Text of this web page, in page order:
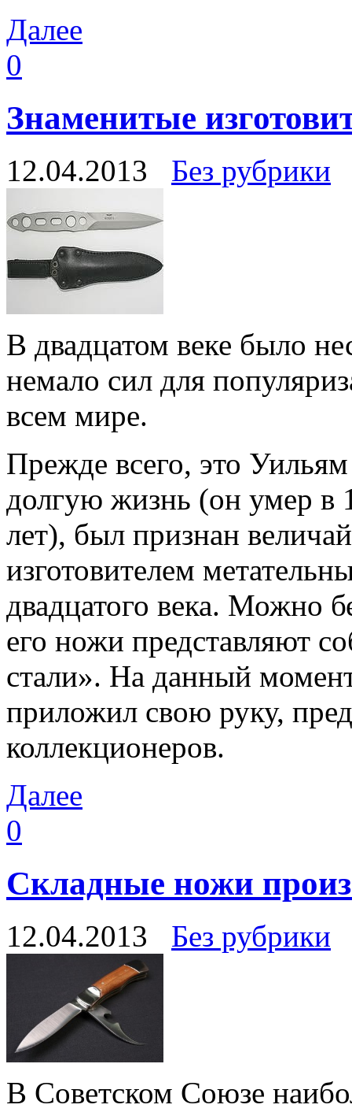
Далее
0
Знаменитые
12.04.2013 Без рубрики
В двадцатом веке было
немало сил для
всем мире.
Прежде всего, это
долгую жизнь (он умер в
лет), был признан
изготовителем
двадцатого века. Можно
его ножи представляют
стали». На данный
приложил свою руку,
коллекционеров.
Далее
0
Складные ножи
12.04.2013 Без рубрики
В Советском Союзе